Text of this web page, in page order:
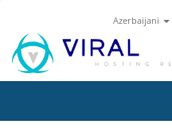
Azerbaijani